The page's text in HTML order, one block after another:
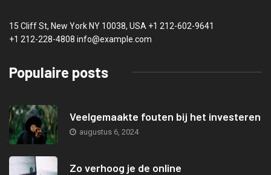
15 Cliff St, New York NY 10038, USA +1 212-602-9641
+1 212-228-4808 info@example.com
Populaire posts
Veelgemaakte fouten bij het investeren
augustus 6, 2024
Zo verhoog je de online